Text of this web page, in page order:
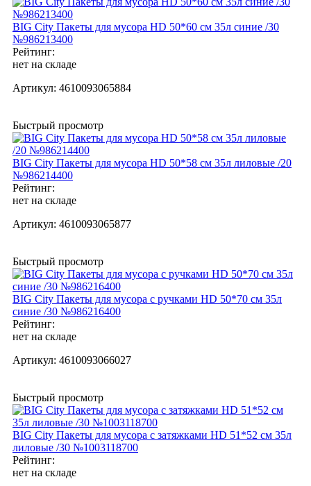
BIG City Пакеты для мусора HD 50*60 см 35л синие /30
№986213400
Рейтинг:
нет на складе
Артикул: 4610093065884
Быстрый просмотр
BIG City Пакеты для мусора HD 50*58 см 35л лиловые /20
№986214400
Рейтинг:
нет на складе
Артикул: 4610093065877
Быстрый просмотр
BIG City Пакеты для мусора с ручками HD 50*70 см 35л
синие /30 №986216400
Рейтинг:
нет на складе
Артикул: 4610093066027
Быстрый просмотр
BIG City Пакеты для мусора с затяжками HD 51*52 см 35л
лиловые /30 №1003118700
Рейтинг:
нет на складе